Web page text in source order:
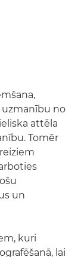
uzmanību no
attēla
Tomēr
un
kuri
lai